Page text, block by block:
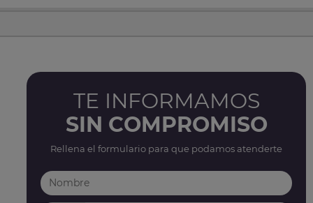
TE INFORMAMOS
SIN COMPROMISO
Rellena el formulario para que podamos atenderte